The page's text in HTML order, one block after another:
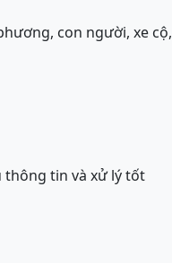
con người, xe cộ,
thông tin và xử lý tốt